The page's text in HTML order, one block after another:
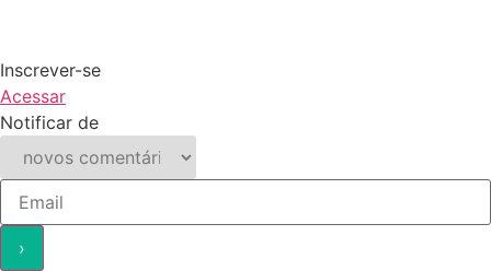
Inscrever-se
Acessar
Notificar de